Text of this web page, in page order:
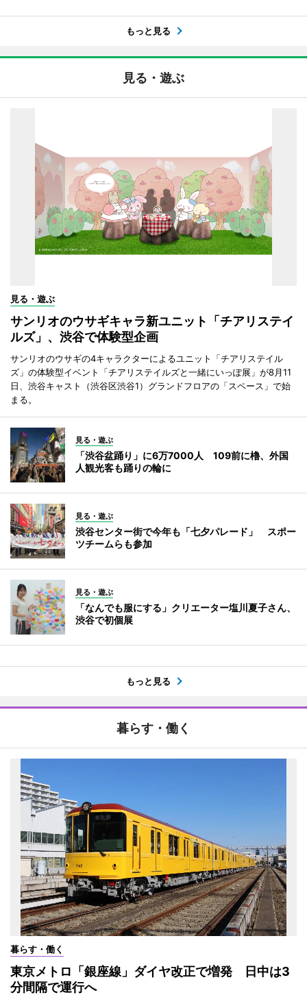
もっと見る
見る・遊ぶ
見る・遊ぶ
サンリオのウサギキャラ新ユニット「チアリステイ
ルズ」、渋谷で体験型企画
サンリオのウサギの4キャラクターによるユニット「チアリステイル
ズ」の体験型イベント「チアリステイルズと一緒にいっぽ展」が8月11
日、渋谷キャスト（渋谷区渋谷1）グランドフロアの「スペース」で始
まる。
見る・遊ぶ
「渋谷盆踊り」に6万7000人 109前に櫓、外国
人観光客も踊りの輪に
見る・遊ぶ
渋谷センター街で今年も「七夕パレード」 スポー
ツチームらも参加
見る・遊ぶ
「なんでも服にする」クリエーター塩川夏子さん、
渋谷で初個展
もっと見る
暮らす・働く
暮らす・働く
東京メトロ「銀座線」ダイヤ改正で増発 日中は3
分間隔で運行へ